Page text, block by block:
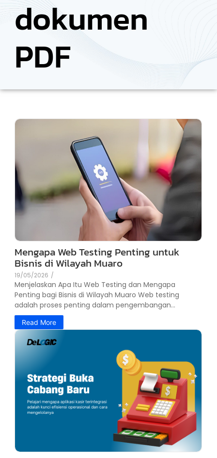
dokumen
PDF
Mengapa Web Testing Penting untuk
Bisnis di Wilayah Muaro
19/05/2026 /
Menjelaskan Apa Itu Web Testing dan Mengapa
Penting bagi Bisnis di Wilayah Muaro Web testing
adalah proses penting dalam pengembangan...
Read More